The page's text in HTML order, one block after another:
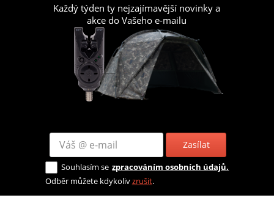
Každý týden ty nejzajímavější novinky a
akce do Vašeho e-mailu
Zasílat
Souhlasím se zpracováním osobních údajů.
Odběr můžete kdykolivzrušit.